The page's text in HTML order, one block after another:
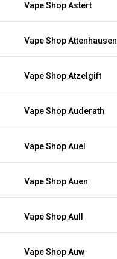
Vape Shop Astert
Vape Shop Attenhausen
Vape Shop Atzelgift
Vape Shop Auderath
Vape Shop Auel
Vape Shop Auen
Vape Shop Aull
Vape Shop Auw